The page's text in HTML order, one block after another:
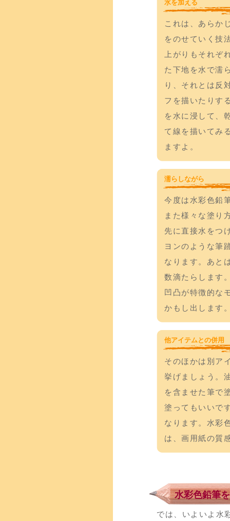
水を加える
これは、あらか
をのせていく技
上がりもそれぞ
た下地を水で濡
り、それとは反
フを描いたりす
を水に浸して、
て線を描いてみ
ますよ。
濡らしながら
今度は水彩色鉛
また様々な塗り
先に直接水をつ
ヨンのような筆
なります。あと
数滴たらします
凹凸が特徴的な
かもし出します
他アイテムとの併用
そのほかは別ア
挙げましょう。
を含ませた筆で
塗ってもいいで
なります。水彩
は、画用紙の質
水彩色鉛筆
では、いよいよ水